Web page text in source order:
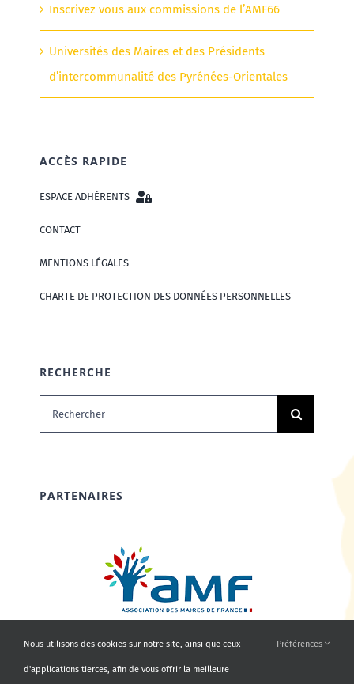
Inscrivez vous aux commissions de l’AMF66
Universités des Maires et des Présidents
d’intercommunalité des Pyrénées-Orientales
ACCÈS RAPIDE
ESPACE ADHÉRENTS
CONTACT
MENTIONS LÉGALES
CHARTE DE PROTECTION DES DONNÉES PERSONNELLES
RECHERCHE
Rechercher:
PARTENAIRES
Nous utilisons des cookies sur notre site, ainsi que ceux
d'applications tierces, afin de vous offrir la meilleure
Préférences